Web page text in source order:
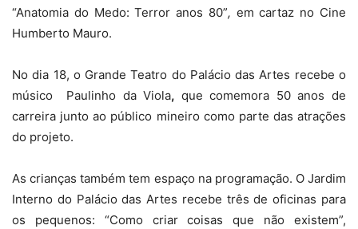
“Anatomia do Medo: Terror anos 80”, em cartaz no Cine
Humberto Mauro.
No dia 18, o Grande Teatro do Palácio das Artes recebe o
músico Paulinho da Viola, que comemora 50 anos de
carreira junto ao público mineiro como parte das atrações
do projeto.
As crianças também tem espaço na programação. O Jardim
Interno do Palácio das Artes recebe três de oficinas para
os pequenos: “Como criar coisas que não existem”,